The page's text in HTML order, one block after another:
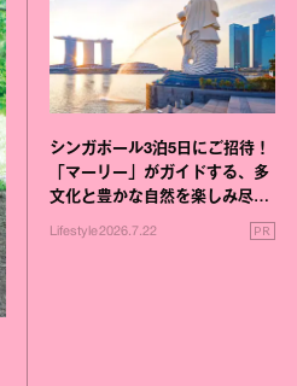
シンガポール3泊5日にご招待！
「マーリー」がガイドする、多
文化と豊かな自然を楽しみ尽く
Lifestyle2026.7.22 PR